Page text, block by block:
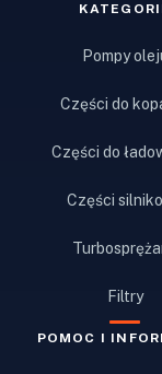
Pompy
Części do
Części do
Części
Filtry
POMOC I